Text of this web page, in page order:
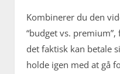
Kombinerer du den
“budget vs.
det faktisk kan betale
holde igen med at gå